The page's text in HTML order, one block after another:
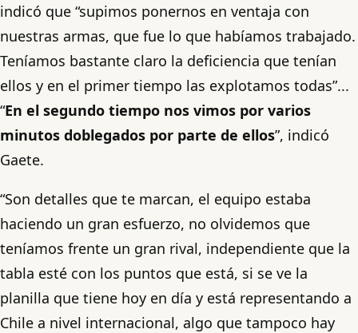
indicó que “supimos ponernos en ventaja con
nuestras armas, que fue lo que habíamos trabajado.
Teníamos bastante claro la deficiencia que tenían
ellos y en el primer tiempo las explotamos todas”...
“En el segundo tiempo nos vimos por varios
minutos doblegados por parte de ellos”, indicó
Gaete.
“Son detalles que te marcan, el equipo estaba
haciendo un gran esfuerzo, no olvidemos que
teníamos frente un gran rival, independiente que la
tabla esté con los puntos que está, si se ve la
planilla que tiene hoy en día y está representando a
Chile a nivel internacional, algo que tampoco hay